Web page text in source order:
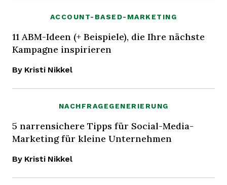
ACCOUNT-BASED-MARKETING
11 ABM-Ideen (+ Beispiele), die Ihre nächste
Kampagne inspirieren
By Kristi Nikkel
NACHFRAGEGENERIERUNG
5 narrensichere Tipps für Social-Media-
Marketing für kleine Unternehmen
By Kristi Nikkel